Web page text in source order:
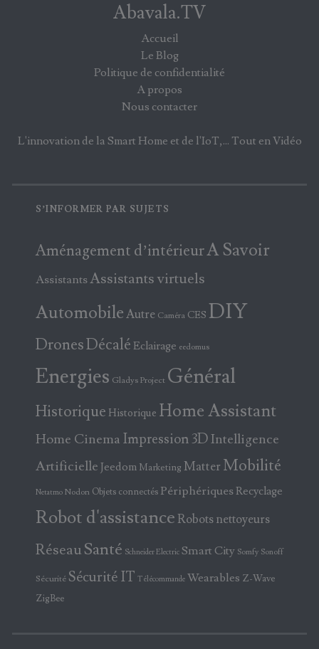
Abavala.TV
Accueil
Le Blog
Politique de confidentialité
A propos
Nous contacter
L'innovation de la Smart Home et de l'IoT,... Tout en Vidéo
S’INFORMER PAR SUJETS
Aménagement d’intérieurA Savoir
AssistantsAssistants virtuels
AutomobileAutre Caméra CES DIY
DronesDécalé Eclairage eedomus
Energies Gladys Project Général
Historique Historique Home Assistant
Home Cinema Impression 3DIntelligence
Artificielle Jeedom Marketing Matter Mobilité
Netatmo Nodon Objets connectés PériphériquesRecyclage
Robot d'assistance Robots nettoyeurs
RéseauSanté Schneider Electric Smart City Somfy Sonoff
Sécurité Sécurité IT Télécommande Wearables Z-Wave
ZigBee